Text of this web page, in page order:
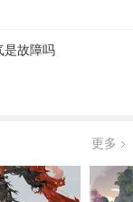
是故障吗
更多